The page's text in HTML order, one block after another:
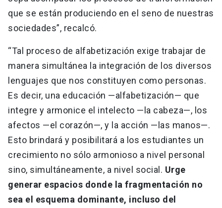
que se están produciendo en el seno de nuestras
sociedades”, recalcó.
“Tal proceso de alfabetización exige trabajar de
manera simultánea la integración de los diversos
lenguajes que nos constituyen como personas.
Es decir, una educación —alfabetización— que
integre y armonice el intelecto —la cabeza—, los
afectos —el corazón—, y la acción —las manos—.
Esto brindará y posibilitará a los estudiantes un
crecimiento no sólo armonioso a nivel personal
sino, simultáneamente, a nivel social. Urge
generar espacios donde la fragmentación no
sea el esquema dominante, incluso del